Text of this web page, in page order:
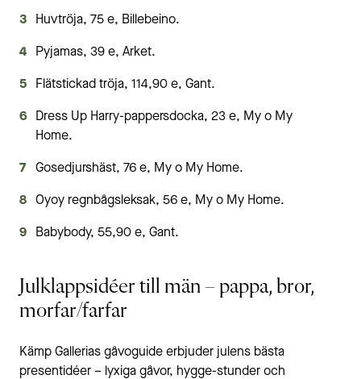
Huvtröja, 75 e, Billebeino.
Pyjamas, 39 e, Arket.
Flätstickad tröja, 114,90 e, Gant.
Dress Up Harry-pappersdocka, 23 e, My o My
Home.
Gosedjurshäst, 76 e, My o My Home.
Oyoy regnbågsleksak, 56 e, My o My Home.
Babybody, 55,90 e, Gant.
Julklappsidéer till män – pappa, bror,
morfar/farfar
Kämp Gallerias gåvoguide erbjuder julens bästa
presentidéer – lyxiga gåvor, hygge-stunder och